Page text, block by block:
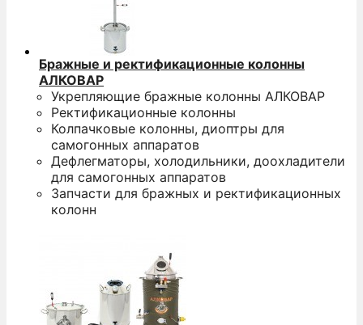
Бражные и ректификационные колонны
АЛКОВАР
Укрепляющие бражные колонны АЛКОВАР
Ректификационные колонны
Колпачковые колонны, диоптры для
самогонных аппаратов
Дефлегматоры, холодильники, доохладители
для самогонных аппаратов
Запчасти для бражных и ректификационных
колонн